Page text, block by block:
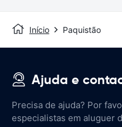
Início Paquistão
Ajuda e
Precisa de ajuda? Por
especialistas em aluguer